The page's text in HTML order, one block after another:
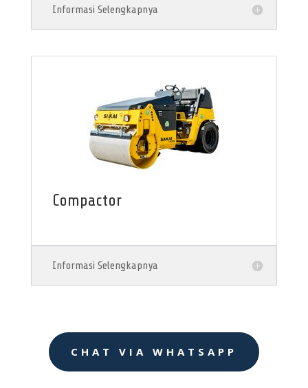
Informasi Selengkapnya
Compactor
Informasi Selengkapnya
CHAT VIA WHATSAPP